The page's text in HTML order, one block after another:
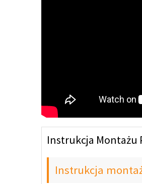
Instrukcja Montażu
Instrukcja